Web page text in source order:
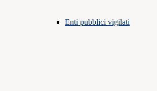
Enti pubblici vigilati